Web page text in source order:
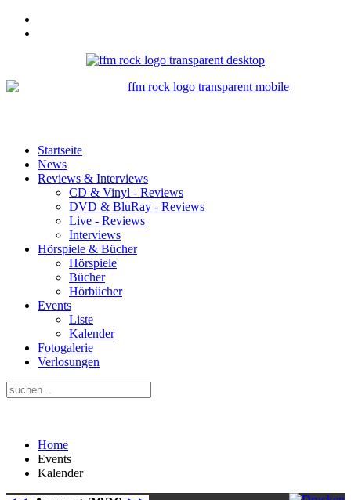
Startseite
News
Reviews & Interviews
CD & Vinyl - Reviews
DVD & BluRay - Reviews
Live - Reviews
Interviews
Hörspiele & Bücher
Hörspiele
Bücher
Hörbücher
Events
Liste
Kalender
Fotogalerie
Verlosungen
Home
Events
Kalender